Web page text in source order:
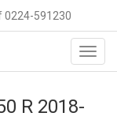
0224-591230
R 2018-